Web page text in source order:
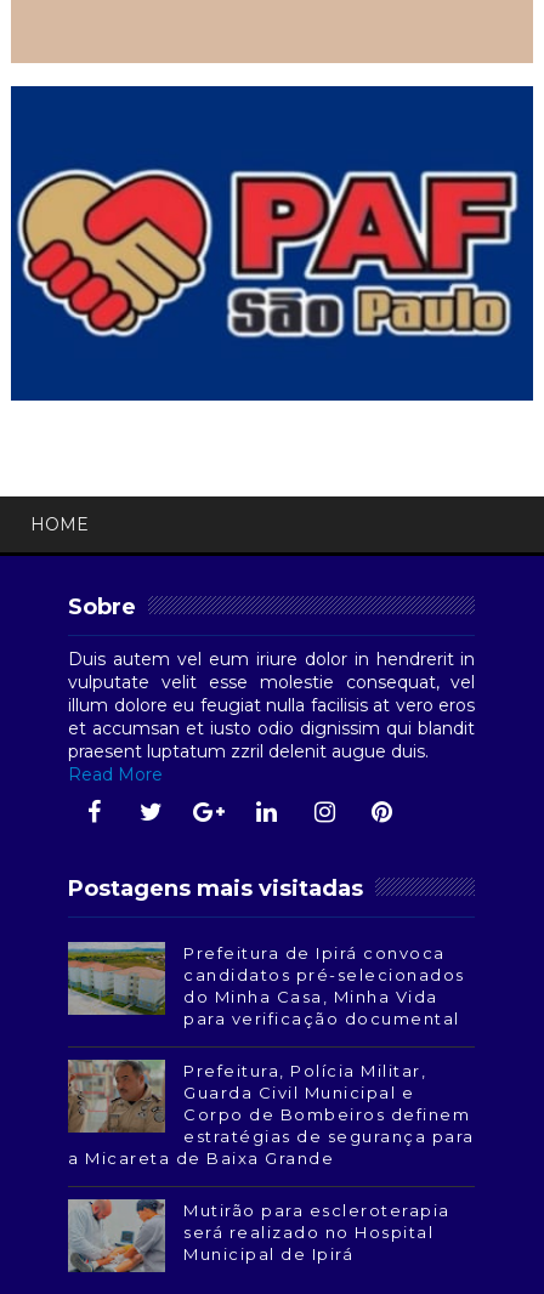
HOME
Sobre
Duis autem vel eum iriure dolor in hendrerit in
vulputate velit esse molestie consequat, vel
illum dolore eu feugiat nulla facilisis at vero eros
et accumsan et iusto odio dignissim qui blandit
praesent luptatum zzril delenit augue duis.
Read More
Postagens mais visitadas
Prefeitura de Ipirá convoca
candidatos pré-selecionados
do Minha Casa, Minha Vida
para verificação documental
Prefeitura, Polícia Militar,
Guarda Civil Municipal e
Corpo de Bombeiros definem
estratégias de segurança para
a Micareta de Baixa Grande
Mutirão para escleroterapia
será realizado no Hospital
Municipal de Ipirá